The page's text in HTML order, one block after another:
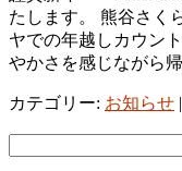
たします。 熊谷さく
ヤでの年越しカウン
やかさを感じながら
カテゴリー: お知らせ |